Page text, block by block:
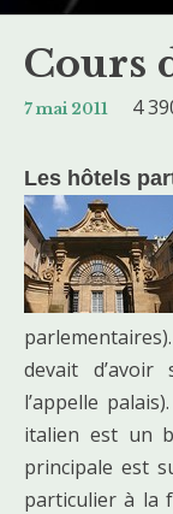
Cours
7 mai 2011 4
Les hôtels
devait
l’appelle
italien est un
principale est
particulier à la